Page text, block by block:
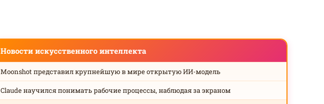
Новости искусственного интеллекта
Moonshot представил крупнейшую в мире открытую ИИ-модель
Claude научился понимать рабочие процессы, наблюдая за экраном